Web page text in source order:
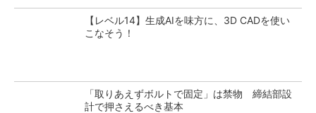
【レベル14】生成AIを味方に、3D CADを使い
こなそう！
「取りあえずボルトで固定」は禁物 締結部設
計で押さえるべき基本